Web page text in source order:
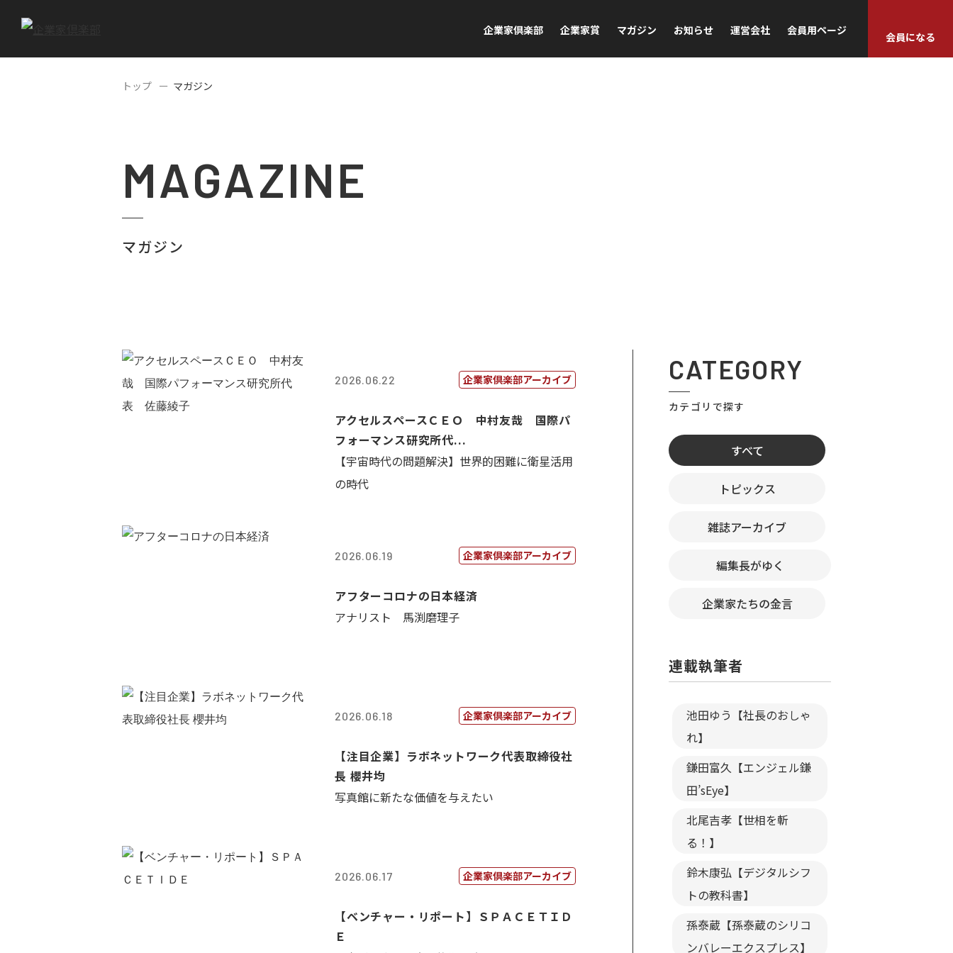
企業家倶楽部 企業家賞 マガジン お知らせ 運営会社 会員用ページ
会員になる
トップ マガジン
MAGAZINE
マガジン
2026.06.22 企業家倶楽部アーカイブ
アクセルスペースＣＥＯ 中村友哉 国際パ
フォーマンス研究所代...
【宇宙時代の問題解決】世界的困難に衛星活用
の時代
2026.06.19 企業家倶楽部アーカイブ
アフターコロナの日本経済
アナリスト 馬渕磨理子
2026.06.18 企業家倶楽部アーカイブ
【注目企業】ラボネットワーク代表取締役社
長 櫻井均
写真館に新たな価値を与えたい
2026.06.17 企業家倶楽部アーカイブ
【ベンチャー・リポート】ＳＰＡＣＥＴＩＤ
Ｅ
CATEGORY
カテゴリで探す
すべて
トピックス
雑誌アーカイブ
編集長がゆく
企業家たちの金言
連載執筆者
池田ゆう【社長のおしゃ
れ】
鎌田富久【エンジェル鎌
田’sEye】
北尾吉孝【世相を斬
る！】
鈴木康弘【デジタルシフ
トの教科書】
孫泰蔵【孫泰蔵のシリコ
ンバレーエクスプレス】